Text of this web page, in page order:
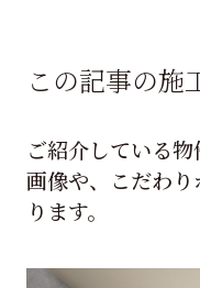
この記事の施
ご紹介している物
画像や、こだわ
ります。